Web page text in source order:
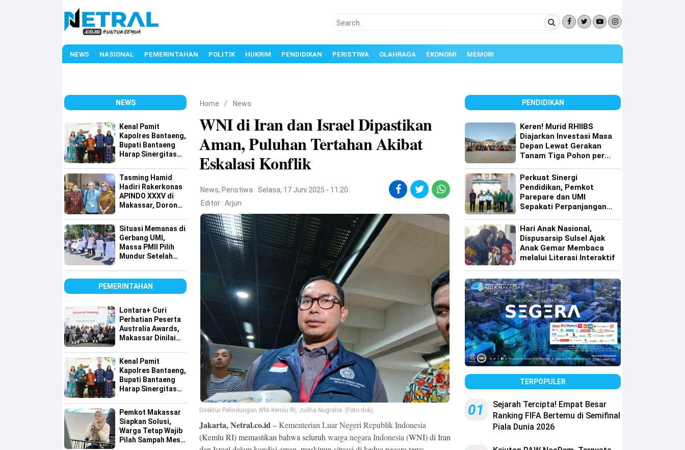
NEWS NASIONAL PEMERINTAHAN POLITIK HUKRIM PENDIDIKAN PERISTIWA OLAHRAGA EKONOMI MEMORI
NEWS
Kenal Pamit
Kapolres Bantaeng,
Bupati Bantaeng
Harap Sinergitas
Tasming Hamid
Hadiri Rakerkonas
APINDO XXXV di
Makassar, Dorong
Tembus Pasar
Global
Situasi Memanas di
Gerbang UMI,
Massa PMII Pilih
Mundur Setelah
PEMERINTAHAN
Lontara+ Curi
Perhatian Peserta
Australia Awards,
Makassar Dinilai
Kenal Pamit
Kapolres Bantaeng,
Bupati Bantaeng
Harap Sinergitas
Pemkot Makassar
Siapkan Solusi,
Warga Tetap Wajib
Pilah Sampah Meski
Home / News
WNI di Iran dan Israel Dipastikan
Aman, Puluhan Tertahan Akibat
Eskalasi Konflik
News, Peristiwa
Selasa, 17 Juni 2025 - 11:20
Editor :Arjun
Direktur Pelindungan WNI Kemlu RI, Judha Nugraha. (Foto:dok)
Jakarta, Netral.co.id–Kementerian Luar Negeri Republik Indonesia
(Kemlu RI) memastikan bahwa seluruhwarga negara Indonesia(WNI) di Iran
PENDIDIKAN
Keren! Murid RHIIBS
Diajarkan Investasi Masa
Depan Lewat Gerakan
Tanam Tiga Pohon per
Perkuat Sinergi
Pendidikan, Pemkot
Parepare dan UMI
Sepakati Perpanjangan
Perguruan Tinggi
Hari Anak Nasional,
Dispusarsip Sulsel Ajak
Anak Gemar Membaca
melalui Literasi Interaktif
TERPOPULER
01
Sejarah Tercipta! Empat Besar
Ranking FIFA Bertemu di Semifinal
Piala Dunia 2026